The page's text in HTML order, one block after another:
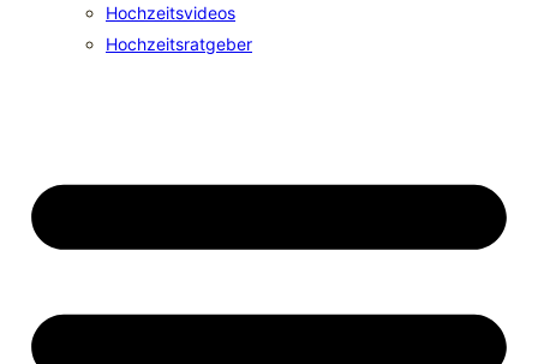
Hochzeitsvideos
Hochzeitsratgeber